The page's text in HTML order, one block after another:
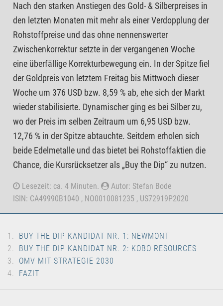
Nach den starken Anstiegen des Gold- & Silberpreises in
den letzten Monaten mit mehr als einer Verdopplung der
Rohstoffpreise und das ohne nennenswerter
Zwischenkorrektur setzte in der vergangenen Woche
eine überfällige Korrekturbewegung ein. In der Spitze fiel
der Goldpreis von letztem Freitag bis Mittwoch dieser
Woche um 376 USD bzw. 8,59 % ab, ehe sich der Markt
wieder stabilisierte. Dynamischer ging es bei Silber zu,
wo der Preis im selben Zeitraum um 6,95 USD bzw.
12,76 % in der Spitze abtauchte. Seitdem erholen sich
beide Edelmetalle und das bietet bei Rohstoffaktien die
Chance, die Kursrücksetzer als „Buy the Dip“ zu nutzen.
Lesezeit: ca. 4 Minuten.
Autor: Stefan Bode
ISIN: CA49990B1040 , NO0010081235 , US72919P2020
BUY THE DIP KANDIDAT NR. 1: NEWMONT
BUY THE DIP KANDIDAT NR. 2: KOBO RESOURCES
OMV MIT STRATEGIE 2030
FAZIT